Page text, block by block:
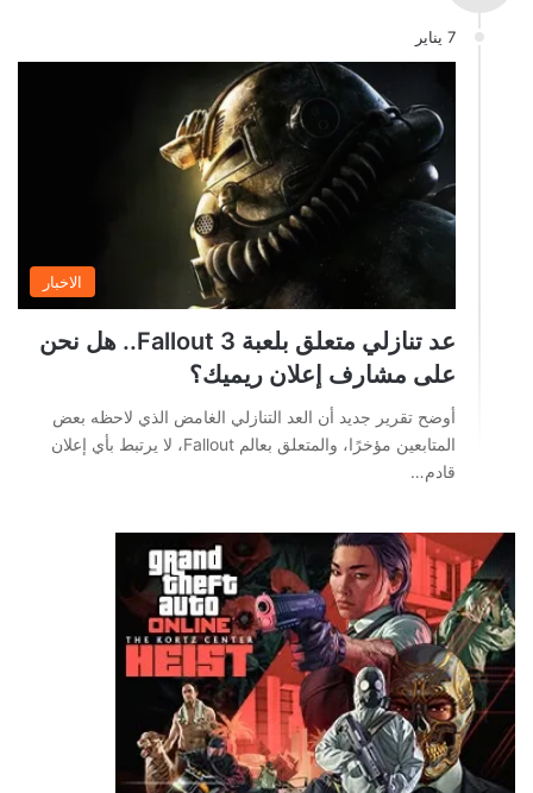
7 يناير
الاخبار
عد تنازلي متعلق بلعبة Fallout 3.. هل نحن
على مشارف إعلان ريميك؟
أوضح تقرير جديد أن العد التنازلي الغامض الذي لاحظه بعض
المتابعين مؤخرًا، والمتعلق بعالم Fallout، لا يرتبط بأي إعلان
قادم…